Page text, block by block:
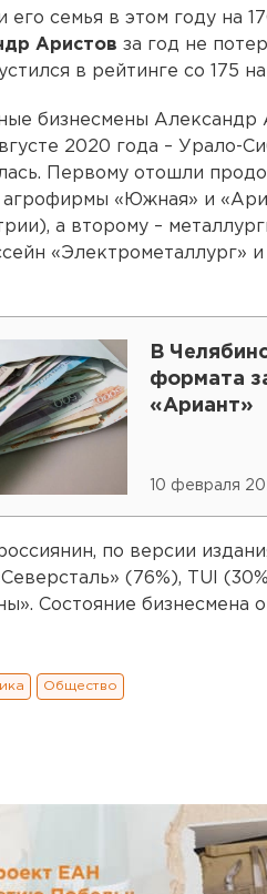
его семья в этом году на
Аристов за год не
в рейтинге со 175
бизнесмены
2020 года – Урало-
Первому отошли
агрофирмы «Южная» и
а второму –
«Электрометаллург»
В
формата
«Ариант»
10 февраля
по версии
(76%), TUI
Состояние бизнесмена
Общество